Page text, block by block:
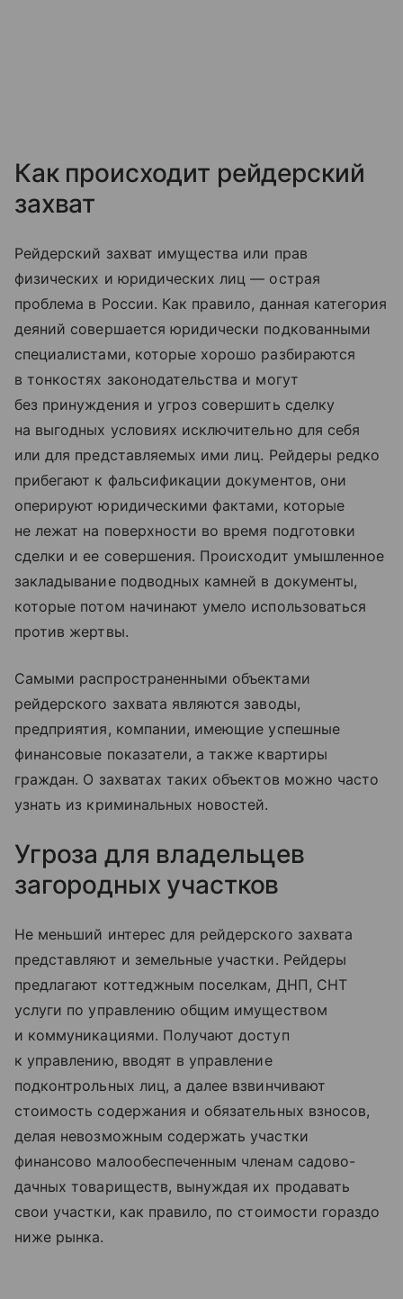
Как происходит рейдерский
захват
Рейдерский захват имущества или прав
физических и юридических лиц — острая
проблема в России. Как правило, данная категория
деяний совершается юридически подкованными
специалистами, которые хорошо разбираются
в тонкостях законодательства и могут
без принуждения и угроз совершить сделку
на выгодных условиях исключительно для себя
или для представляемых ими лиц. Рейдеры редко
прибегают к фальсификации документов, они
оперируют юридическими фактами, которые
не лежат на поверхности во время подготовки
сделки и ее совершения. Происходит умышленное
закладывание подводных камней в документы,
которые потом начинают умело использоваться
против жертвы.
Самыми распространенными объектами
рейдерского захвата являются заводы,
предприятия, компании, имеющие успешные
финансовые показатели, а также квартиры
граждан. О захватах таких объектов можно часто
узнать из криминальных новостей.
Угроза для владельцев
загородных участков
Не меньший интерес для рейдерского захвата
представляют и земельные участки. Рейдеры
предлагают коттеджным поселкам, ДНП, СНТ
услуги по управлению общим имуществом
и коммуникациями. Получают доступ
к управлению, вводят в управление
подконтрольных лиц, а далее взвинчивают
стоимость содержания и обязательных взносов,
делая невозможным содержать участки
финансово малообеспеченным членам садово-
дачных товариществ, вынуждая их продавать
свои участки, как правило, по стоимости гораздо
ниже рынка.